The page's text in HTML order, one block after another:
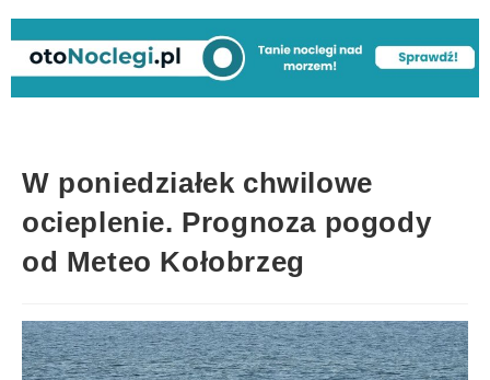
W poniedziałek chwilowe
ocieplenie. Prognoza pogody
od Meteo Kołobrzeg